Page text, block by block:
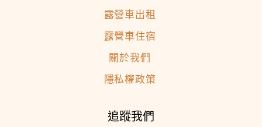
露營車出租
露營車住宿
關於我們
隱私權政策
追蹤我們